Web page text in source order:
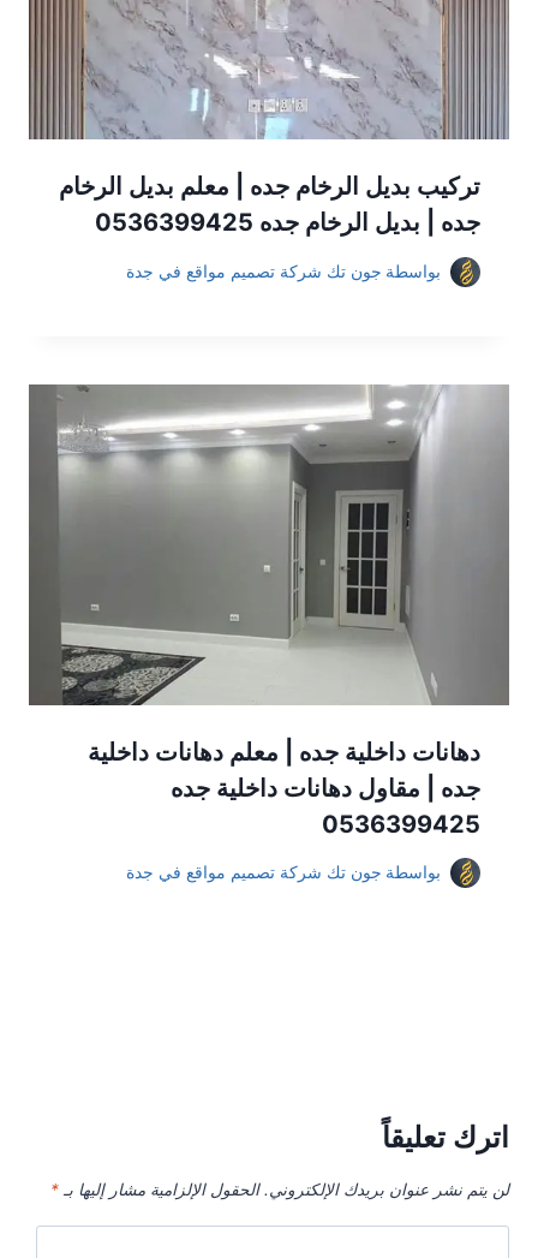
تركيب بديل الرخام جده | معلم بديل الرخام
جده | بديل الرخام جده 0536399425
بواسطة جون تك شركة تصميم مواقع في جدة
دهانات داخلية جده | معلم دهانات داخلية
جده | مقاول دهانات داخلية جده
0536399425
بواسطة جون تك شركة تصميم مواقع في جدة
اترك تعليقاً
لن يتم نشر عنوان بريدك الإلكتروني. الحقول الإلزامية مشار إليها بـ *